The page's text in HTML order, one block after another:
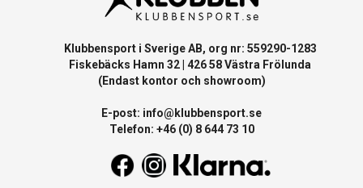
Klubbensport i Sverige AB, org nr: 559290-1283
Fiskebäcks Hamn 32 | 426 58 Västra Frölunda
(Endast kontor och showroom)
E-post: info@klubbensport.se
Telefon: +46 (0) 8 644 73 10